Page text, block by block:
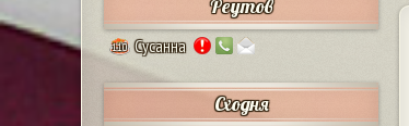
Реутов
110 Сусанна
Сходня